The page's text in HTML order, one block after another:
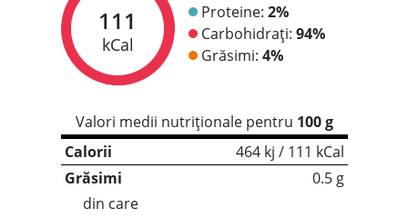
111
kCal
Proteine: 2%
Carbohidrați: 94%
Grăsimi: 4%
Valori medii nutriționale pentru 100 g
Calorii
464 kj / 111 kCal
Grăsimi
0.5 g
din care